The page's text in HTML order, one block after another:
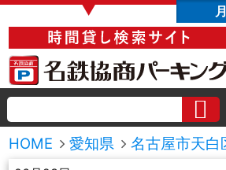
▼
HOME 愛知県 名古屋市天白